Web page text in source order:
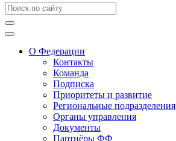
О Федерации
Контакты
Команда
Подписка
Приоритеты и развитие
Региональные подразделения
Органы управления
Документы
Партнёры ФФ